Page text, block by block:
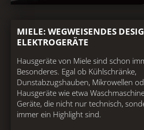
MIELE: WEGWEISENDES
ELEKTROGERÄTE
Hausgeräte von Miele sind schon
Besonderes. Egal ob Kühlschränke,
Dunstabzugshauben, Mikrowellen
Hausgeräte wie etwa
Geräte, die nicht nur technisch,
immer ein Highlight sind.